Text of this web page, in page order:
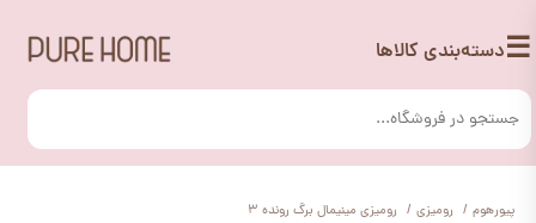
☰دسته‌بندی کالاها
پیورهوم رومیزی رومیزی مینیمال برگ رونده 3